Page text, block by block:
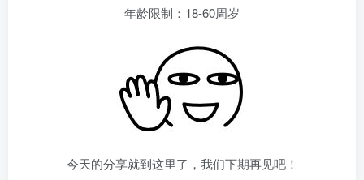
年龄限制：18-60周岁
今天的分享就到这里了，我们下期再见吧！